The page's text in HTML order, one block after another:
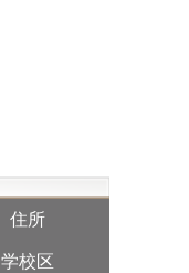
住所
学校区